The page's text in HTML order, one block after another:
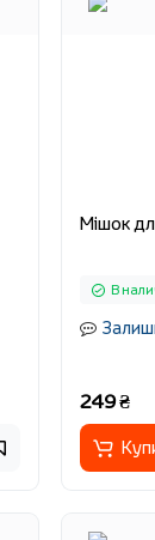
Мішок
В
249 ₴